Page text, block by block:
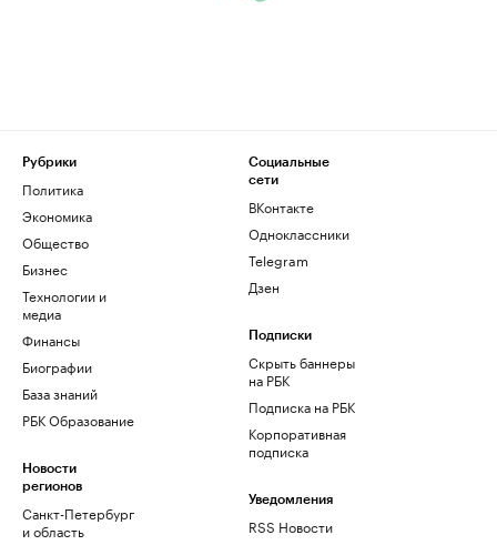
Рубрики
Политика
Экономика
Общество
Бизнес
Технологии и
медиа
Финансы
Биографии
База знаний
РБК Образование
Новости
регионов
Санкт-Петербург
и область
Социальные
сети
ВКонтакте
Одноклассники
Telegram
Дзен
Подписки
Скрыть баннеры
на РБК
Подписка на РБК
Корпоративная
подписка
Уведомления
RSS Новости